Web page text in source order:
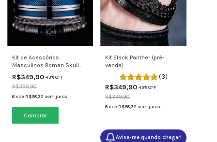
Kit de Acessórios
Masculinos Roman Skull
R$349,90 -13% OFF
R$399,90
6xde R$58,32 sem juros
Kit Black Panther (pré-
venda)
(3)
R$349,90-13% OFF
R$399,90
6 xde R$58,32 sem juros
Avise-me quando chegar!